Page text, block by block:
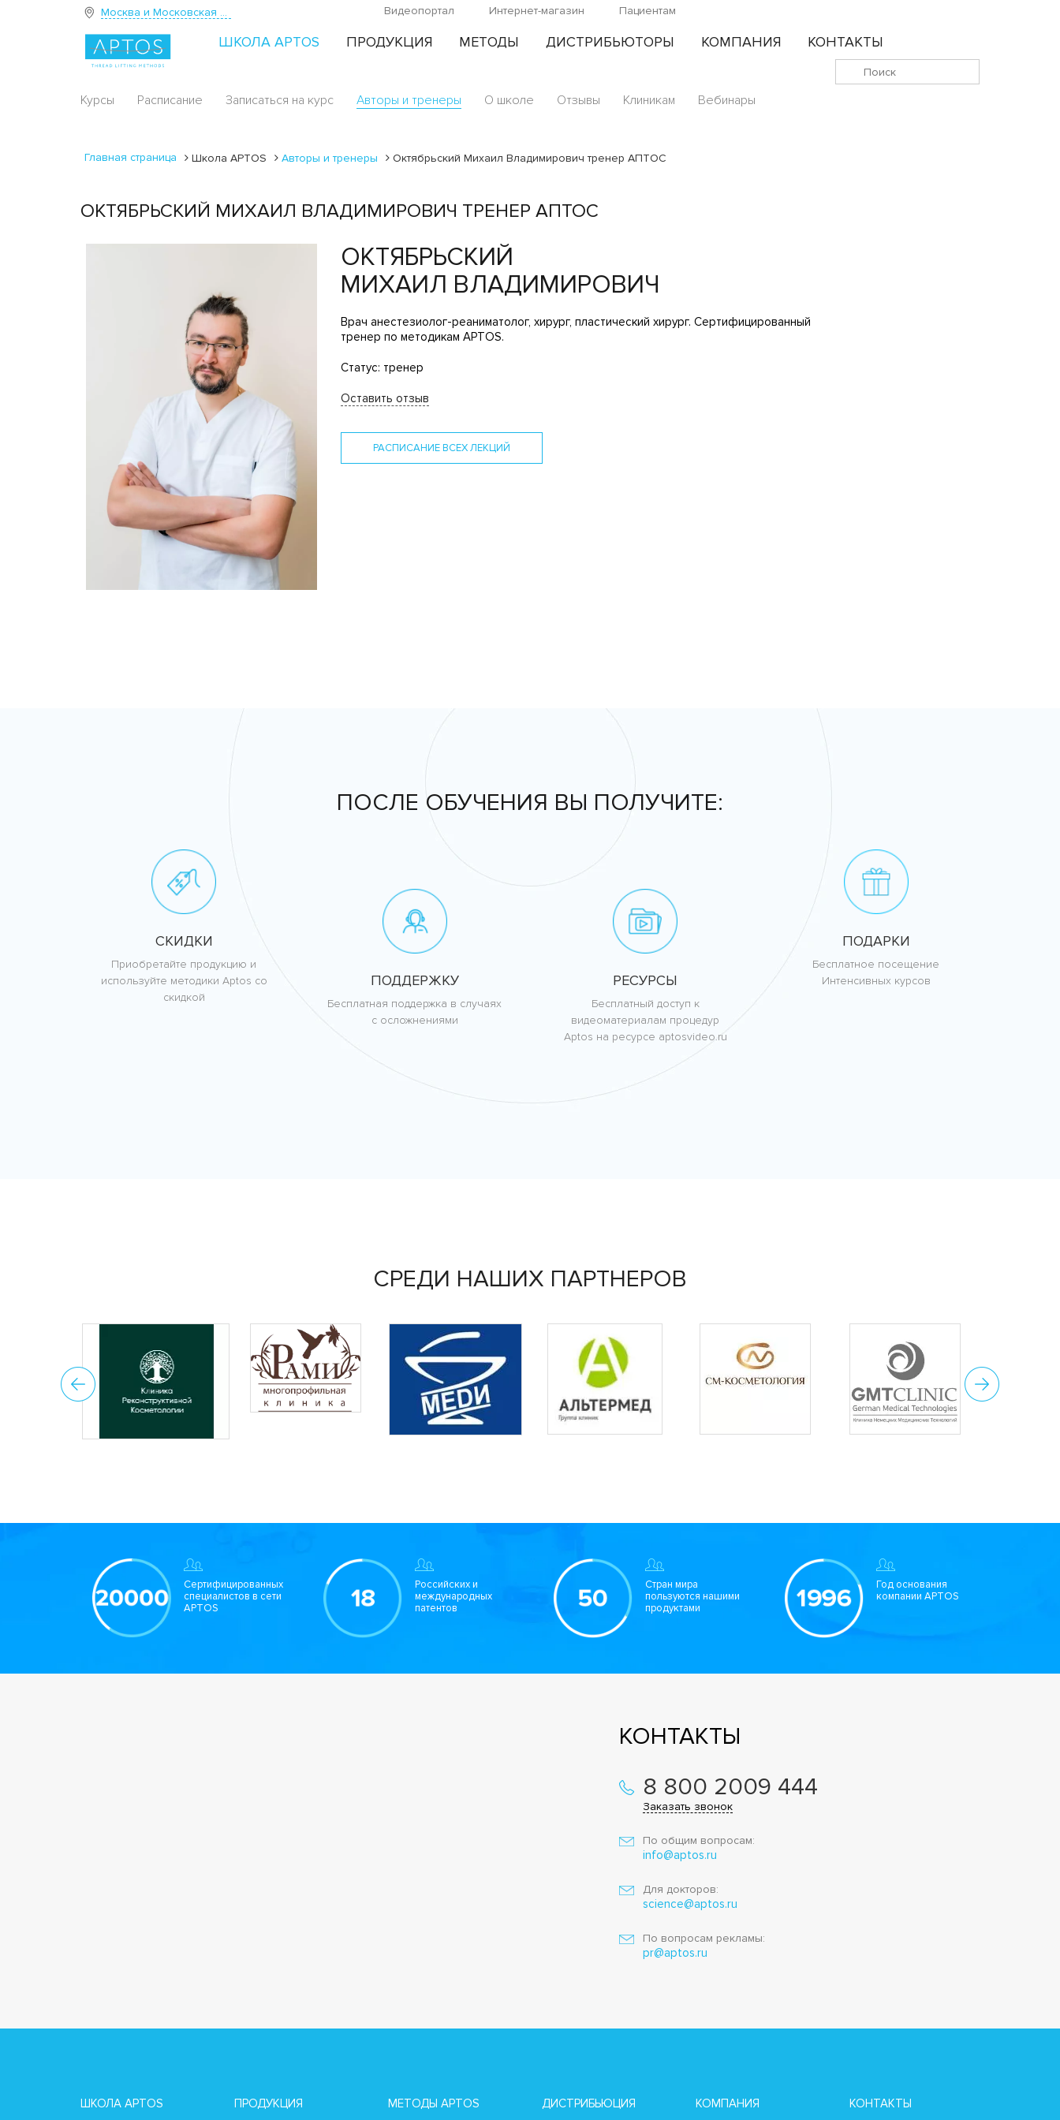
Москва и Московская область Видеопортал Интернет-магазин Пациентам
ШКОЛА APTOS ПРОДУКЦИЯ МЕТОДЫ ДИСТРИБЬЮТОРЫ КОМПАНИЯ КОНТАКТЫ
Курсы Расписание Записаться на курс Авторы и тренеры О школе Отзывы Клиникам Вебинары
Главная страница Школа APTOS Авторы и тренеры Октябрьский Михаил Владимирович тренер АПТОС
ОКТЯБРЬСКИЙ МИХАИЛ ВЛАДИМИРОВИЧ ТРЕНЕР АПТОС
ОКТЯБРЬСКИЙ
МИХАИЛ ВЛАДИМИРОВИЧ
Врач анестезиолог-реаниматолог, хирург, пластический хирург. Сертифицированный
тренер по методикам APTOS.
Статус: тренер
Оставить отзыв
РАСПИСАНИЕ ВСЕХ ЛЕКЦИЙ
ПОСЛЕ ОБУЧЕНИЯ ВЫ ПОЛУЧИТЕ:
СКИДКИ
Приобретайте продукцию и
используйте методики Aptos со
скидкой
ПОДДЕРЖКУ
Бесплатная поддержка в случаях
с осложнениями
РЕСУРСЫ
Бесплатный доступ к
видеоматериалам процедур
Aptos на ресурсе aptosvideo.ru
ПОДАРКИ
Бесплатное посещение
Интенсивных курсов
СРЕДИ НАШИХ ПАРТНЕРОВ
Сертифицированных
специалистов в сети
APTOS
Российских и
международных
патентов
Стран мира
пользуются нашими
продуктами
Год основания
компании APTOS
КОНТАКТЫ
8 800 2009 444
Заказать звонок
По общим вопросам:
info@aptos.ru
Для докторов:
science@aptos.ru
По вопросам рекламы:
pr@aptos.ru
ШКОЛА APTOS ПРОДУКЦИЯ МЕТОДЫ APTOS ДИСТРИБЬЮЦИЯ КОМПАНИЯ КОНТАКТЫ